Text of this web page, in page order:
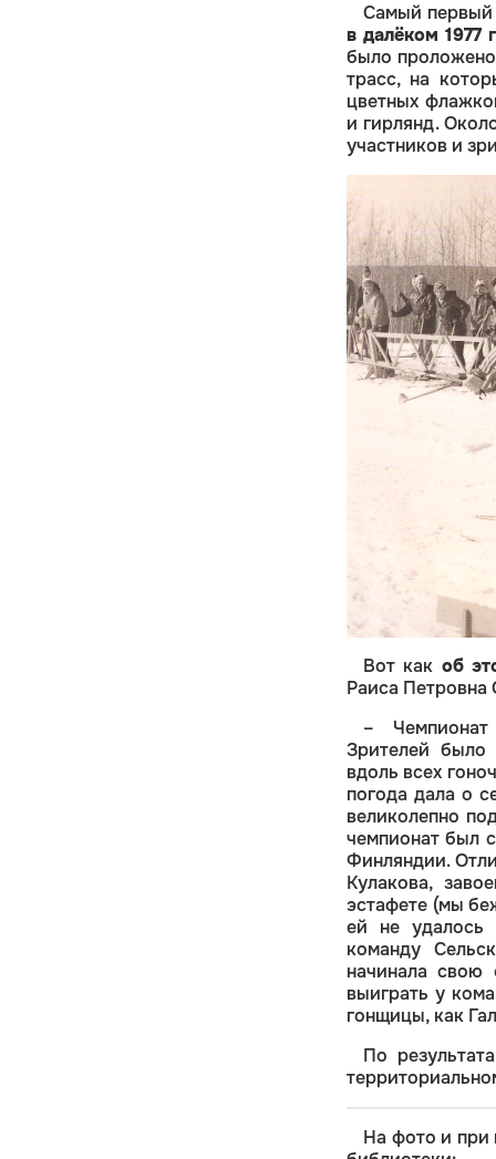
Самый первый
в далёком 1977
было
трасс, на
цветных
и гирлянд.
участников и
Вот как об
Раиса Петровна
–
Зрителей было
вдоль всех
погода дала о
великолепно
чемпионат был
Финляндии.
Кулакова,
эстафете (мы
ей не удалось
команду
начинала свою
выиграть у
гонщицы, как
По
На фото и при